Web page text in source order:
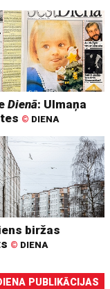
Dienā: Ulmaņa
© DIENA
biržas
© DIENA
PUBLIKĀCIJAS